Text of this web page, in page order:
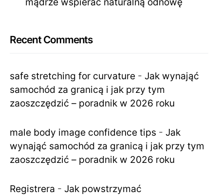
Recent Comments
safe stretching for curvature - Jak wynająć
samochód za granicą i jak przy tym
zaoszczędzić – poradnik w 2026 roku
male body image confidence tips - Jak
wynająć samochód za granicą i jak przy tym
zaoszczędzić – poradnik w 2026 roku
Registrera - Jak powstrzymać